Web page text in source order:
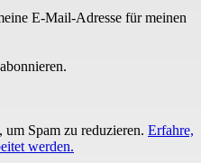
E-Mail-Adresse für meinen
Spam zu reduzieren. Erfahre,
werden.